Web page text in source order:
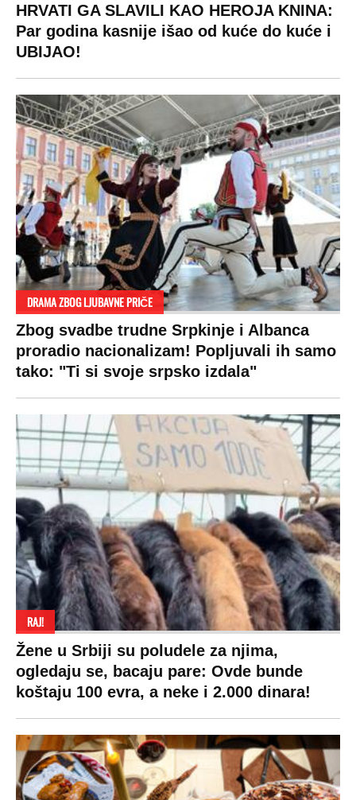
HRVATI GA SLAVILI KAO HEROJA KNINA:
Par godina kasnije išao od kuće do kuće i
UBIJAO!
DRAMA ZBOG LJUBAVNE PRIČE
Zbog svadbe trudne Srpkinje i Albanca
proradio nacionalizam! Popljuvali ih samo
tako: "Ti si svoje srpsko izdala"
RAJ!
Žene u Srbiji su poludele za njima,
ogledaju se, bacaju pare: Ovde bunde
koštaju 100 evra, a neke i 2.000 dinara!